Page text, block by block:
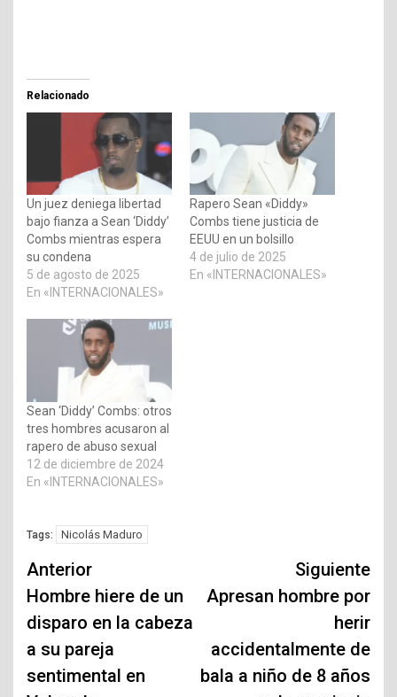
Relacionado
Un juez deniega libertad
bajo fianza a Sean ‘Diddy’
Combs mientras espera
su condena
5 de agosto de 2025
En «INTERNACIONALES»
Rapero Sean «Diddy»
Combs tiene justicia de
EEUU en un bolsillo
4 de julio de 2025
En «INTERNACIONALES»
Sean ‘Diddy’ Combs: otros
tres hombres acusaron al
rapero de abuso sexual
12 de diciembre de 2024
En «INTERNACIONALES»
Tags: Nicolás Maduro
Navegación
de
entradas
Anterior
Hombre hiere de un
disparo en la cabeza
a su pareja
sentimental en
Siguiente
Apresan hombre por
herir
accidentalmente de
bala a niño de 8 años